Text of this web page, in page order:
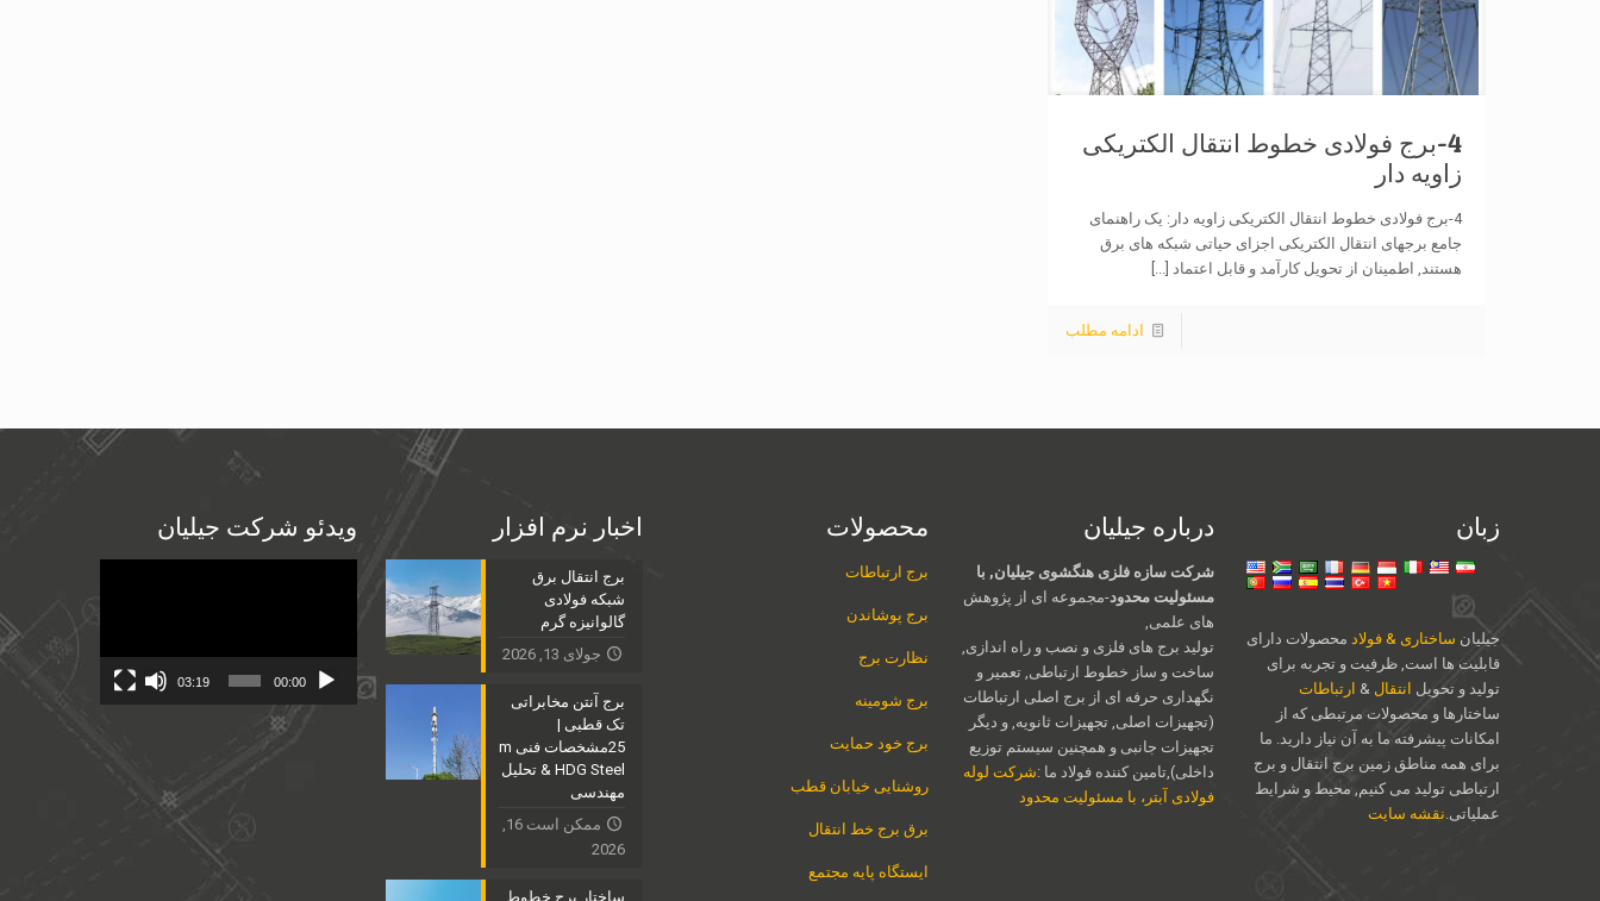
4-برج فولادی خطوط انتقال الکتریکی
زاویه دار
4-برج فولادی خطوط انتقال الکتریکی زاویه دار: یک راهنمای
جامع برجهای انتقال الکتریکی اجزای حیاتی شبکه های برق
هستند, اطمینان از تحویل کارآمد و قابل اعتماد[...]
ادامه مطلب
زبان
جیلیان ساختاری & فولاد محصولات دارای
قابلیت ها است, ظرفیت و تجربه برای
تولید و تحویل انتقال & ارتباطات
ساختارها و محصولات مرتبطی که از
امکانات پیشرفته ما به آن نیاز دارید. ما
برای همه مناطق زمین برج انتقال و برج
ارتباطی تولید می کنیم, محیط و شرایط
عملیاتی.نقشه سایت
درباره جیلیان
شرکت سازه فلزی هنگشوی جیلیان, با
مسئولیت محدود-مجموعه ای از پژوهش
های علمی,
تولید برج های فلزی و نصب و راه اندازی,
ساخت و ساز خطوط ارتباطی, تعمیر و
نگهداری حرفه ای از برج اصلی ارتباطات
(تجهیزات اصلی, تجهیزات ثانویه, و دیگر
تجهیزات جانبی و همچنین سیستم توزیع
داخلی),تامین کننده فولاد ما :شرکت لوله
فولادی آبتر، با مسئولیت محدود
محصولات
برج ارتباطات
برج پوشاندن
نظارت برج
برج شومینه
برج خود حمایت
روشنایی خیابان قطب
برق برج خط انتقال
ایستگاه پایه مجتمع
اخبار نرم افزار
برج انتقال برق
شبکه فولادی
گالوانیزه گرم
جولای 13, 2026
برج آنتن مخابراتی
تک قطبی |
25مشخصات فنی m
HDG Steel & تحلیل
مهندسی
ممکن است 16,
2026
ساختار برج خطوط
ویدئو شرکت جیلیان
00:00
03:19